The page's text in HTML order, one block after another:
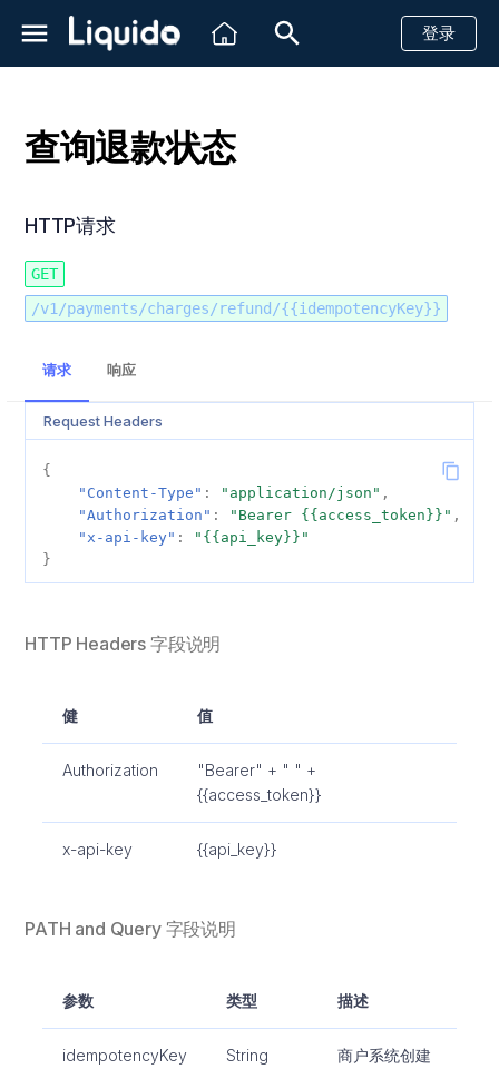
化
搜
登录
简介
到账时间
沙箱测试
巴西
墨西哥
哥伦比亚
智利
创建一个支付请求
PicPay
退款
取消未完成的支付
查询支付状态
查询退款状态
创建一个支付请求
退款
查询支付状态
查询退款状态
取消未完成的支付
创建一个支付请求
退款
获取PSE金融机构列表
查询支付状态
查询退款状态
取消未完成的支付
信用卡
保存卡信息
WebPay
Khipu
Mach
Hites
Fintoc
现金支付
Servipag
HTTP请求
HTTP Headers 字段说明
PATH and Query 字段说明
Response Body 字段说明
对象字段说明
创建一个支付请求
电子钱包
退款
查询支付状态
查询退款状态
创建一个支付请求
退款
查询支付状态
查询退款状态
创建一个支付请求
退款
查询支付状态
查询退款状态
创建一个支付请求
退款
查询支付状态
查询退款状态
创建一个支付请求
退款
查询支付状态
查询退款状态
创建一个支付请求
退款
查询支付状态
查询退款状态
创建一个支付请求
退款
查询支付状态
查询退款状态
创建一个支付请求
退款
查询支付状态
查询退款状态
创建一个支付请求
退款
查询支付状态
查询退款状态
创建一个支付请求
退款
查询支付状态
查询退款状态
创建一个支付请求
退款
查询支付状态
查询退款状态
创建一个支付请求
退款
查询支付状态
查询退款状态
创建一个支付请求
退款
查询支付状态
查询退款状态
计划ID
查询单个计划
查询所有计划
创建方案
查询单个方案
简介
创建虚拟账号
获取虚拟账号信息
关闭虚拟账户
简介
快速开始
参考文档
简介
API
取消
仪表板
Shopify
Magento2
VTEX
简介
Http状态码
银行相关状态码
WhatsApp状态码
查看账户实时余额
查询账单数据
子商户
带风控信息的汇款
带风控信息的收款
简介
发送消息
快递
客户支持
查询退款状态
HTTP请求
GET
/v1/payments/charges/refund/{{idempotencyKey}}
请求 响应
Request Headers
{
"Content-Type" : "application/json" ,
"Authorization" : "Bearer {{access_token}}" ,
"x-api-key" :
"{{api_key}}"
}
HTTP Headers 字段说明
健 值
Authorization
"Bearer" + " " +
{{access_token}}
x-api-key {{api_key}}
PATH and Query 字段说明
参数 类型 描述
idempotencyKey String
商户系统创建